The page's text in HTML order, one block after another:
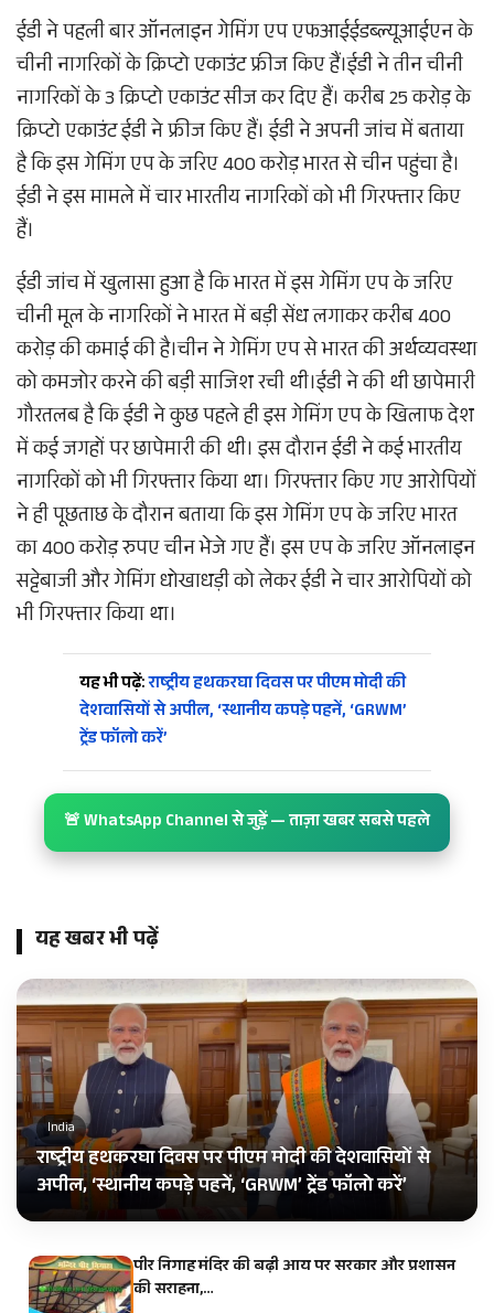
ईडी ने पहली बार ऑनलाइन गेमिंग एप एफआईईडब्ल्यूआईएन के
चीनी नागरिकों के क्रिप्टो एकाउंट फ्रीज किए हैं।ईडी ने तीन चीनी
नागरिकों के 3 क्रिप्टो एकाउंट सीज कर दिए हैं। करीब 25 करोड़ के
क्रिप्टो एकाउंट ईडी ने फ्रीज किए हैं। ईडी ने अपनी जांच में बताया
है कि इस गेमिंग एप के जरिए 400 करोड़ भारत से चीन पहुंचा है।
ईडी ने इस मामले में चार भारतीय नागरिकों को भी गिरफ्तार किए
हैं।
ईडी जांच में खुलासा हुआ है कि भारत में इस गेमिंग एप के जरिए
चीनी मूल के नागरिकों ने भारत में बड़ी सेंध लगाकर करीब 400
करोड़ की कमाई की है।चीन ने गेमिंग एप से भारत की अर्थव्यवस्था
को कमजोर करने की बड़ी साजिश रची थी।ईडी ने की थी छापेमारी
गौरतलब है कि ईडी ने कुछ पहले ही इस गेमिंग एप के खिलाफ देश
में कई जगहों पर छापेमारी की थी। इस दौरान ईडी ने कई भारतीय
नागरिकों को भी गिरफ्तार किया था। गिरफ्तार किए गए आरोपियों
ने ही पूछताछ के दौरान बताया कि इस गेमिंग एप के जरिए भारत
का 400 करोड़ रुपए चीन भेजे गए हैं। इस एप के जरिए ऑनलाइन
सट्टेबाजी और गेमिंग धोखाधड़ी को लेकर ईडी ने चार आरोपियों को
भी गिरफ्तार किया था।
यह भी पढ़ें:राष्ट्रीय हथकरघा दिवस पर पीएम मोदी की
देशवासियों से अपील, ‘स्थानीय कपड़े पहनें, ‘GRWM’
ट्रेंड फॉलो करें’
🚨 WhatsApp Channel से जुड़ें — ताज़ा खबर सबसे पहले
यह खबर भी पढ़ें
India
राष्ट्रीय हथकरघा दिवस पर पीएम मोदी की देशवासियों से
अपील, ‘स्थानीय कपड़े पहनें, ‘GRWM’ ट्रेंड फॉलो करें’
पीर निगाह मंदिर की बढ़ी आय पर सरकार और प्रशासन
की सराहना,…